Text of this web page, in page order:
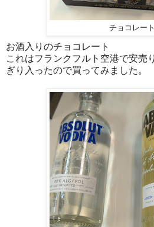
チョコレート
お酒入りのチョコレート
これはフランクフルト空港で安売
ぎり入ったので買ってみました。